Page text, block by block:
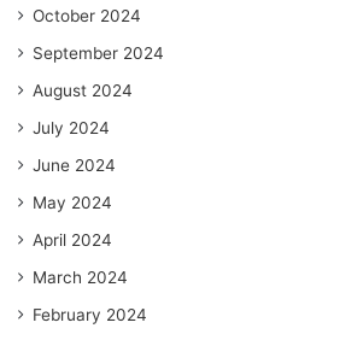
October 2024
September 2024
August 2024
July 2024
June 2024
May 2024
April 2024
March 2024
February 2024